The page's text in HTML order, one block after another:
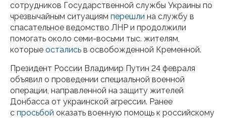
сотрудников Государственной службы Украины по
чрезвычайным ситуациям перешли на службу в
спасательное ведомство ЛНР и продолжили
помогать около семи-восьми тыс. жителям,
которые остались в освобожденной Кременной.
Президент России Владимир Путин 24 февраля
объявил о проведении специальной военной
операции, направленной на защиту жителей
Донбасса от украинской агрессии. Ранее
с просьбой оказать военную помощь к российскому